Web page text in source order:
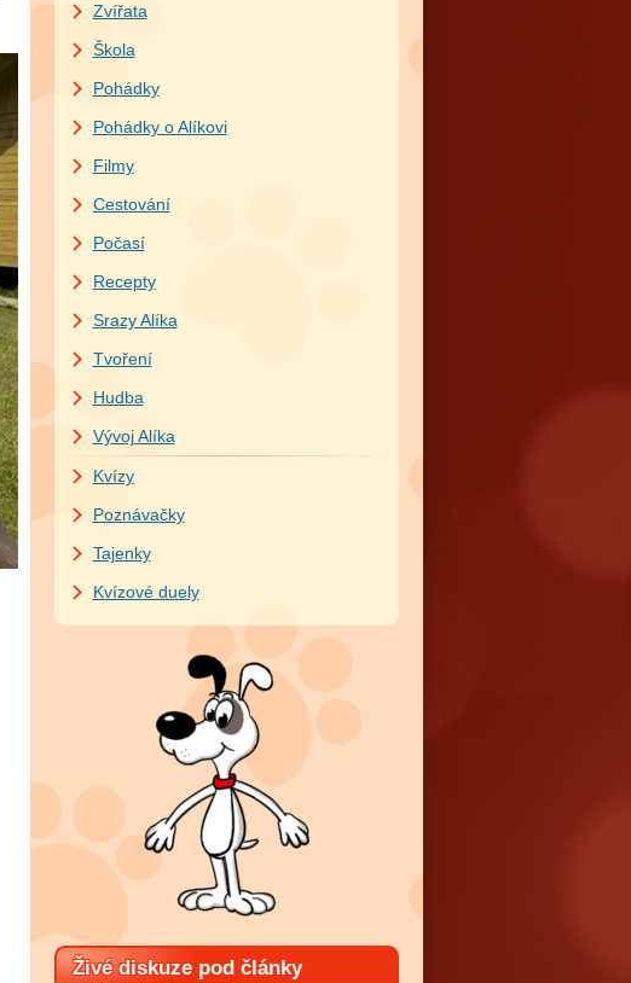
Zvířata
Škola
Pohádky
Pohádky o Alíkovi
Filmy
Cestování
Počasí
Recepty
Srazy Alíka
Tvoření
Hudba
Vývoj Alíka
Kvízy
Poznávačky
Tajenky
Kvízové duely
Živé diskuze pod články